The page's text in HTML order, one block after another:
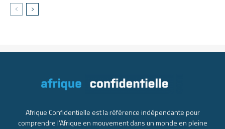
Afrique Confidentielle est la référence indépendante pour
comprendre l’Afrique en mouvement dans un monde en pleine